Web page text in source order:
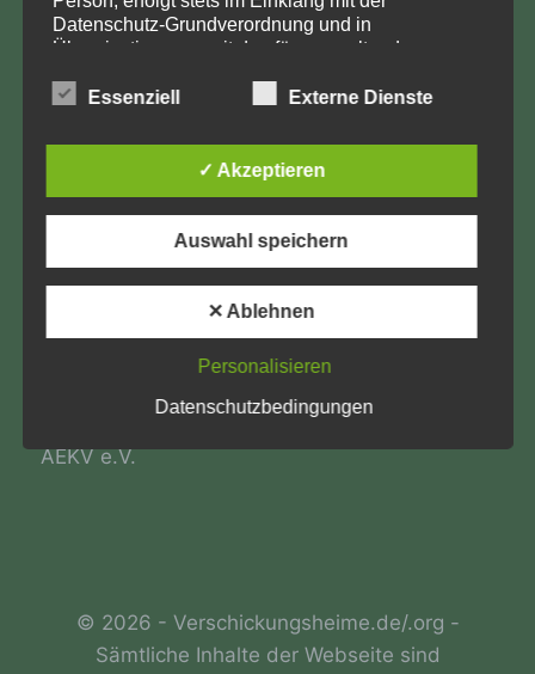
Aufarbeitung und Erforschung
Anja Röhl
info@Verschickungsheime.de
AEKV e.V.
© 2026 - Verschickungsheime.de/.org -
Sämtliche Inhalte der Webseite sind
Datenschutz-Grundverordnung und in
Übereinstimmung mit den für uns geltenden
Mittels dieser Datenschutzerklärung möchte unser
und Zweck der von uns erhobenen, genutzten und
verarbeiteten personenbezogenen Daten
mittels dieser Datenschutzerklärung über die ihnen
zustehenden Rechte aufgeklärt.
Wir haben als für die Verarbeitung Verantwortlicher
zahlreiche technische und organisatorische
lückenlosen Schutz der über diese Internetseite
verarbeiteten personenbezogenen Daten
sicherzustellen. Dennoch können Internetbasierte
Sicherheitslücken aufweisen, sodass ein absoluter
Begriffsbestimmungen
Essenziell Externe Dienste
✓ Akzeptieren
Auswahl speichern
✕ Ablehnen
Personalisieren
Datenschutzbedingungen